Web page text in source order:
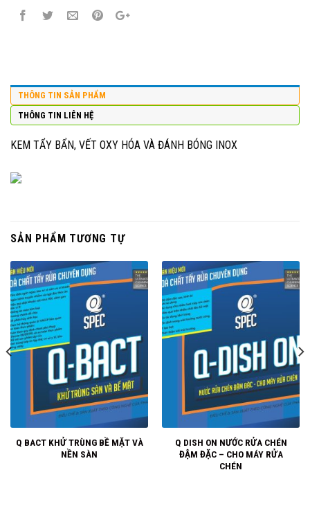
THÔNG TIN SẢN PHẨM
THÔNG TIN LIÊN HỆ
KEM TẨY BẨN, VẾT OXY HÓA VÀ ĐÁNH BÓNG INOX
SẢN PHẨM TƯƠNG TỰ
Q BACT KHỬ TRÙNG BỀ MẶT VÀ
NỀN SÀN
Q DISH ON NƯỚC RỬA CHÉN
ĐẬM ĐẶC – CHO MÁY RỬA
CHÉN